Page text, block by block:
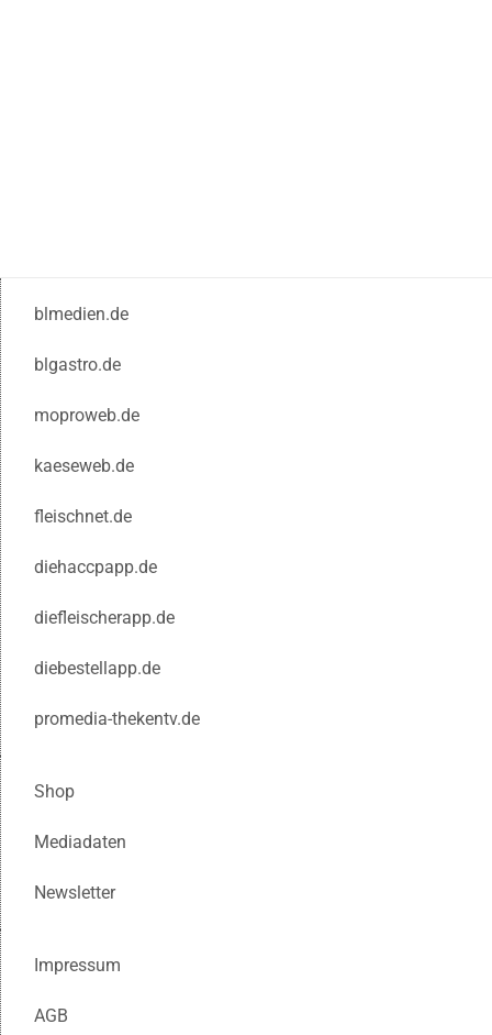
blmedien.de
blgastro.de
moproweb.de
kaeseweb.de
fleischnet.de
diehaccpapp.de
diefleischerapp.de
diebestellapp.de
promedia-thekentv.de
Shop
Mediadaten
Newsletter
Impressum
AGB